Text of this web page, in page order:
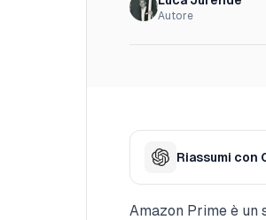
Autore
Riassumi con
Amazon Prime è un